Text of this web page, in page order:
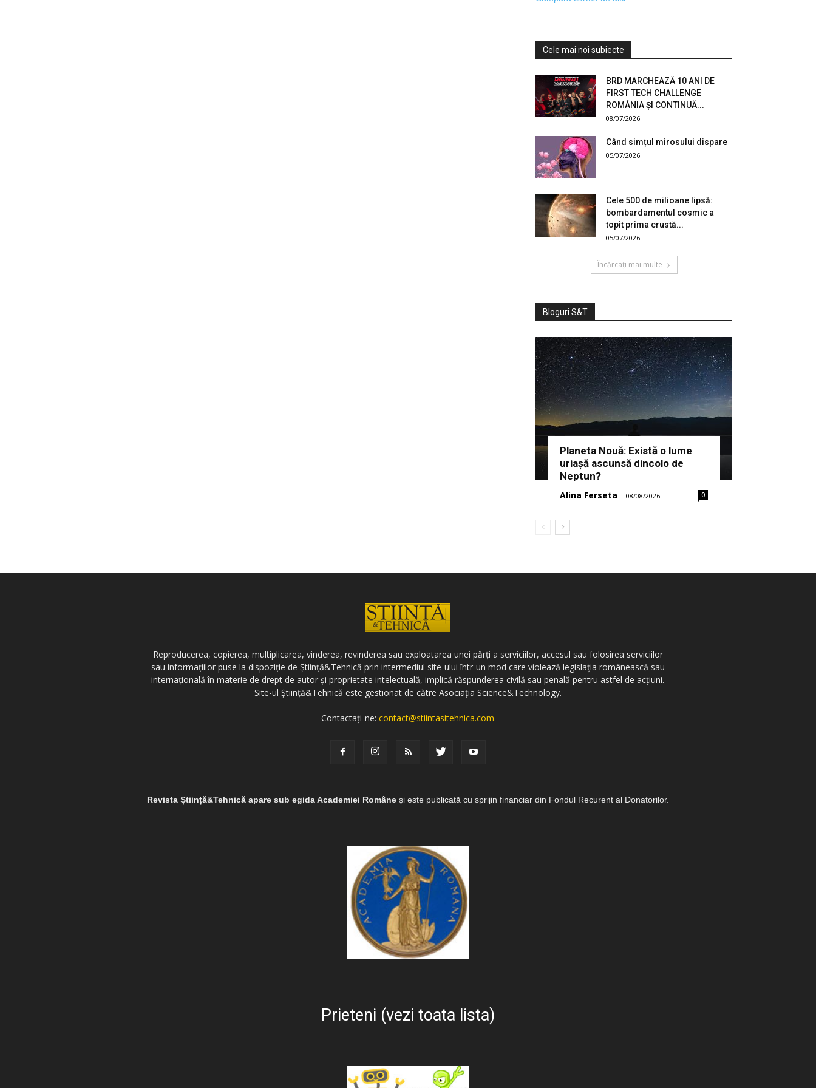
Cele mai noi subiecte
BRD MARCHEAZĂ 10 ANI DE
FIRST TECH CHALLENGE
ROMÂNIA ȘI CONTINUĂ...
08/07/2026
Când simțul mirosului dispare
05/07/2026
Cele 500 de milioane lipsă:
bombardamentul cosmic a
topit prima crustă...
05/07/2026
Încărcați mai multe
Bloguri S&T
Planeta Nouă: Există o lume
uriașă ascunsă dincolo de
Neptun?
Alina Ferseta - 08/08/2026 0
Reproducerea, copierea, multiplicarea, vinderea, revinderea sau exploatarea unei părți a serviciilor, accesul sau folosirea serviciilor
sau informațiilor puse la dispoziție de Știință&Tehnică prin intermediul site-ului într-un mod care violează legislația românească sau
internațională în materie de drept de autor și proprietate intelectuală, implică răspunderea civilă sau penală pentru astfel de acțiuni.
Site-ul Știință&Tehnică este gestionat de către Asociația Science&Technology.
Contactați-ne:contact@stiintasitehnica.com
Revista Știință&Tehnică apare sub egida Academiei Române și este publicată cu sprijin financiar din Fondul Recurent al Donatorilor.
Prieteni (vezi toata lista)